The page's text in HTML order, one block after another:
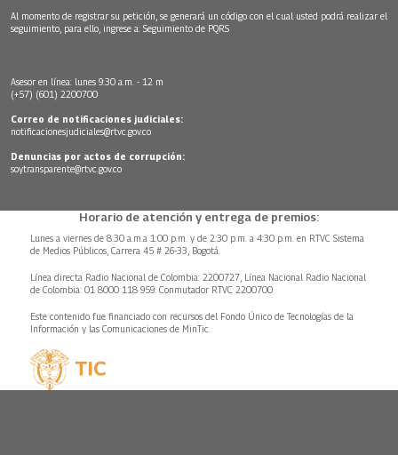
Al momento de registrar su petición, se generará un código con el cual usted podrá realizar el
seguimiento, para ello, ingrese a: Seguimiento de PQRS
Asesor en línea: lunes 9:30 a.m. - 12 m
(+57) (601) 2200700
Correo de notificaciones judiciales:
notificacionesjudiciales@rtvc.gov.co
Denuncias por actos de corrupción:
soytransparente@rtvc.gov.co
Horario de atención y entrega de premios:
Lunes a viernes de 8:30 a.m.a 1:00 p.m. y de 2:30 p.m. a 4:30 p.m. en RTVC Sistema
de Medios Públicos, Carrera 45 # 26-33, Bogotá.
Línea directa Radio Nacional de Colombia: 2200727, Línea Nacional Radio Nacional
de Colombia: 01 8000 118 959. Conmutador RTVC 2200700
Este contenido fue financiado con recursos del Fondo Único de Tecnologías de la
Información y las Comunicaciones de MinTic.